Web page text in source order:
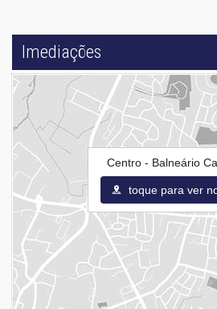
Imediações
Centro - Balneário
toque para ver